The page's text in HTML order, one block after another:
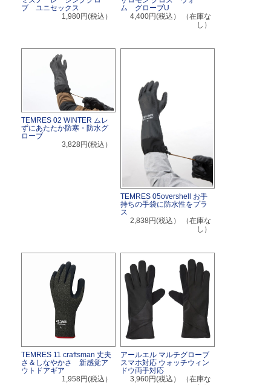
ブ ユニセックス
1,980円(税込）
ム グローブU
4,400円(税込）
（在庫な
し）
TEMRES 02 WINTER ムレ
ずにあたたか防寒・防水グ
ローブ
3,828円(税込）
TEMRES 05overshell お手
持ちの手袋に防水性をプラ
ス
2,838円(税込）
（在庫な
し）
TEMRES 11 craftsman 丈夫
さ＆しなやかさ 新感覚ア
ウトドアギア
1,958円(税込）
アールエル マルチグローブ
スマホ対応 ウォッチウィン
ドウ両手対応
3,960円(税込）
（在庫な